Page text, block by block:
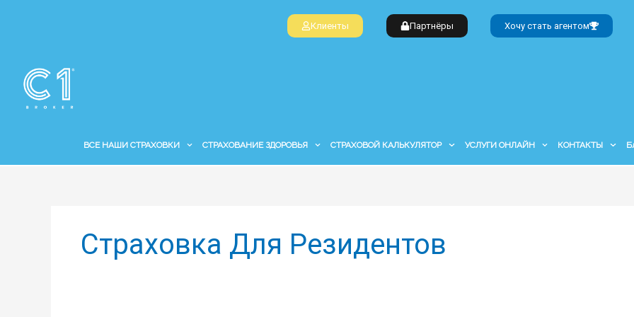
Клиенты Партнёры Хочу стать агентом
ВСЕ НАШИ СТРАХОВКИ СТРАХОВАНИЕ ЗДОРОВЬЯ СТРАХОВОЙ КАЛЬКУЛЯТОР УСЛУГИ ОНЛАЙН КОНТАКТЫ
Страховка Для Резидентов